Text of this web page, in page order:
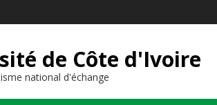
de Côte d'Ivoire
national d'échange